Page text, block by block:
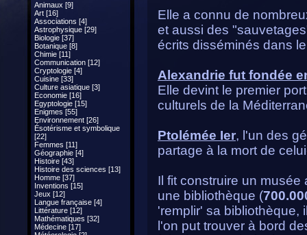
Animaux [9]
Art [16]
Associations [4]
Astrophysique [29]
Biologie [37]
Botanique [8]
Chimie [11]
Communication [12]
Cryptologie [4]
Cuisine [33]
Culture asiatique [3]
Economie [16]
Egyptologie [15]
Enigmes [55]
Environnement [26]
Ésotérisme et symbolique
[22]
Femmes [11]
Géographie [4]
Histoire [43]
Histoire des sciences [13]
Homme [37]
Inventions [15]
Jeux [12]
Langue française [4]
Littérature [12]
Mathématiques [32]
Médecine [17]
Elle a connu de
et aussi des
écrits disséminés dans
Alexandrie fut fondée
Elle devint le premier
culturels de la
Ptolémée Ier, l'un des
partage à la mort de
Il fit construire un
une bibliothèque (
'remplir' sa bibliothèque,
l'on put trouver à bord